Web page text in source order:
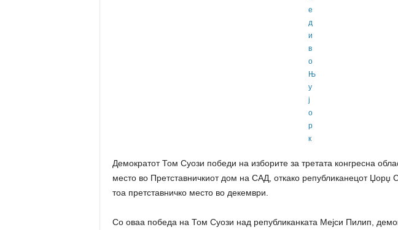
Демократот Том Суози победи на изборите за третата конгресна
место во Претставничкиот дом на САД, откако републиканецот Џорџ
тоа претставничко место во декември.
Со оваа победа на Том Суози над републиканката Мејси Пилип,